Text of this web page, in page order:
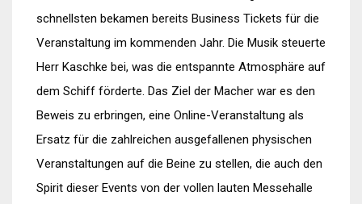
schnellsten bekamen bereits Business Tickets für die
Veranstaltung im kommenden Jahr. Die Musik steuerte
Herr Kaschke bei, was die entspannte Atmosphäre auf
dem Schiff förderte. Das Ziel der Macher war es den
Beweis zu erbringen, eine Online-Veranstaltung als
Ersatz für die zahlreichen ausgefallenen physischen
Veranstaltungen auf die Beine zu stellen, die auch den
Spirit dieser Events von der vollen lauten Messehalle